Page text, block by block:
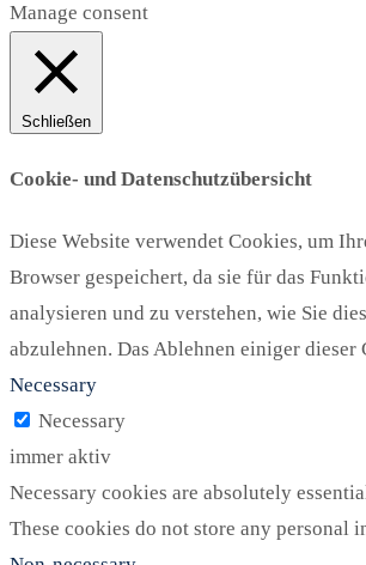
Manage consent
Schließen
Cookie- und Datenschutzübersicht
Diese Website verwendet Cookies, um
Browser gespeichert, da sie für das
analysieren und zu verstehen, wie Sie
abzulehnen. Das Ablehnen einiger
Necessary
Necessary
immer aktiv
Necessary cookies are absolutely
These cookies do not store any personal